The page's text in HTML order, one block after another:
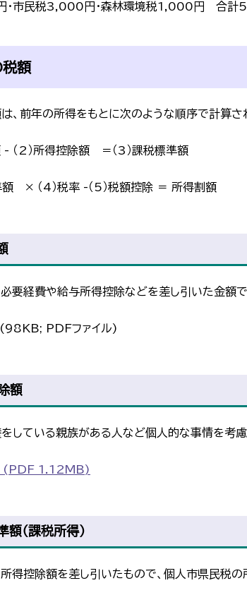
・市民税3,000円・森林環境税1,000円 合計
税額
、前年の所得をもとに次のような順序で計算さ
- （2）所得控除額 ＝（3）課税標準額
額 × （4）税率 -（5）税額控除 ＝ 所得割額
要経費や給与所得控除などを差し引いた金額で
(98KB; PDFファイル)
額
している親族がある人など個人的な事情を考慮
(PDF 1.12MB)
額（課税所得）
得控除額を差し引いたもので、個人市県民税の